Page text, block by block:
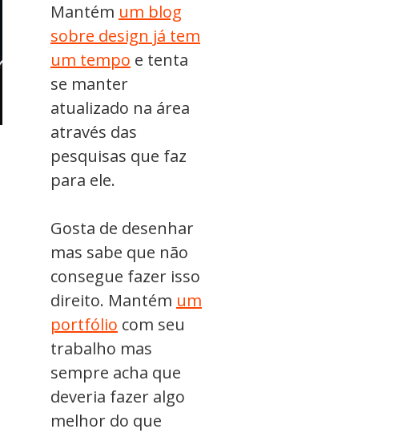
Mantém um blog
sobre design já tem
um tempo e tenta
se manter
atualizado na área
através das
pesquisas que faz
para ele.
Gosta de desenhar
mas sabe que não
consegue fazer isso
direito. Mantém um
portfólio com seu
trabalho mas
sempre acha que
deveria fazer algo
melhor do que